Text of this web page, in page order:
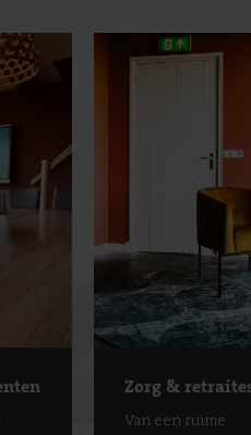
Zorg &
Van een ruime